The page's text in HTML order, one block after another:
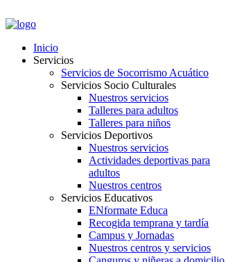
Inicio
Servicios
Servicios de Socorrismo Acuático
Servicios Socio Culturales
Nuestros servicios
Talleres para adultos
Talleres para niños
Servicios Deportivos
Nuestros servicios
Actividades deportivas para
adultos
Nuestros centros
Servicios Educativos
ENformate Educa
Recogida temprana y tardía
Campus y Jornadas
Nuestros centros y servicios